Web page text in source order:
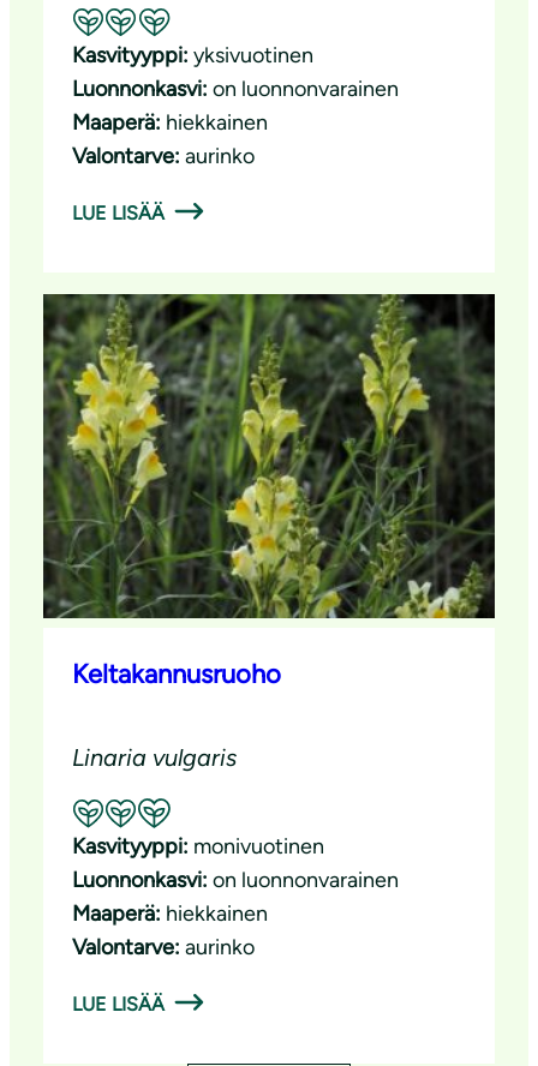
Suositeltavuus: Erinomainen pölyttäjäkasvi
Kasvityyppi: yksivuotinen
Luonnonkasvi: on luonnonvarainen
Maaperä: hiekkainen
Valontarve: aurinko
LUE LISÄÄ
Keltakannusruoho
Linaria vulgaris
Suositeltavuus: Erinomainen pölyttäjäkasvi
Kasvityyppi: monivuotinen
Luonnonkasvi: on luonnonvarainen
Maaperä: hiekkainen
Valontarve: aurinko
LUE LISÄÄ